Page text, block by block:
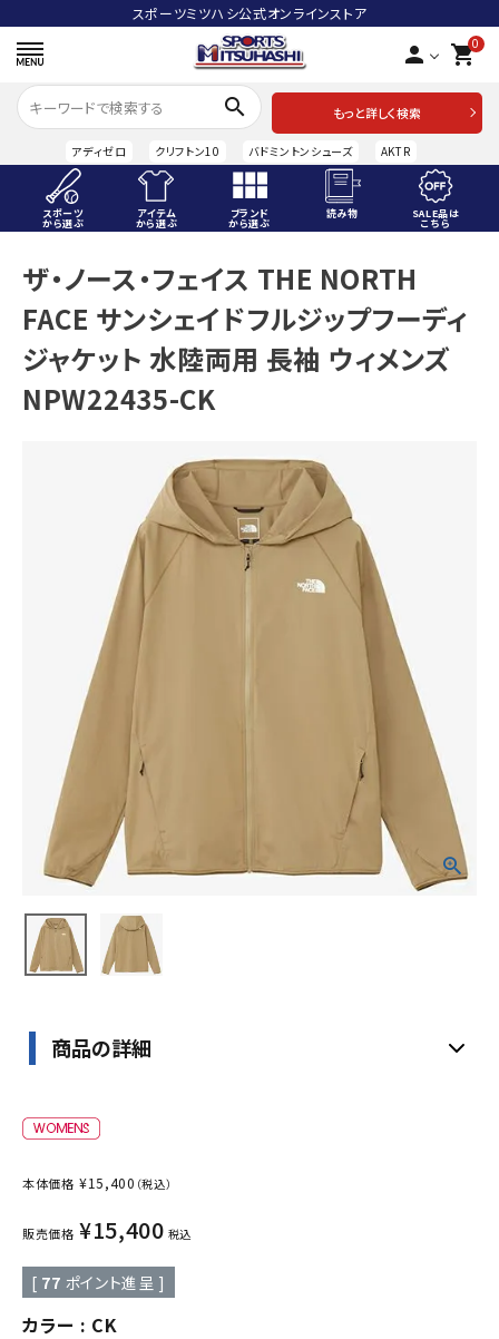
スポーツミツハシ公式オンラインストア
person 0
shopping_cart
search
もっと詳しく検索
アディゼロ クリフトン10 バドミントンシューズ AKTR
スポーツ
から選ぶ
アイテム
から選ぶ
ブランド
から選ぶ
読み物 SALE品は
こちら
ACCOUNT MENU
ようこそ ゲスト 様
meeting_room ログイン person 会員登録
スポーツから選ぶ
SALE品はこちら
INFORMATIOM
ご利用ガイド
お問い合わせ
メルマガ登録
特定商取引法
プライバシーポリシー
ザ・ノース・フェイス THE NORTH
FACE サンシェイドフルジップフーディ
ジャケット 水陸両用 長袖 ウィメンズ
NPW22435-CK
商品の詳細
本体価格 ¥15,400 （税込）
販売価格 ¥15,400 税込
[ 77 ポイント進呈 ]
カラー CK